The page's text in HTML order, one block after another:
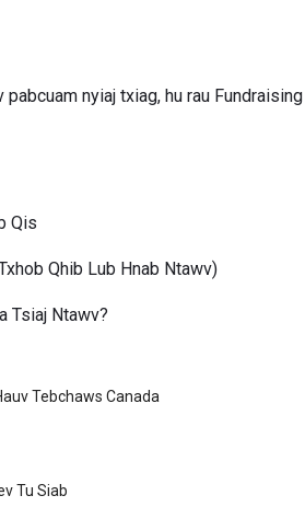
nyiaj txiag, hu rau
Qis
Qhib Lub Hnab Ntawv)
Tsiaj Ntawv?
Tebchaws Canada
Tu Siab